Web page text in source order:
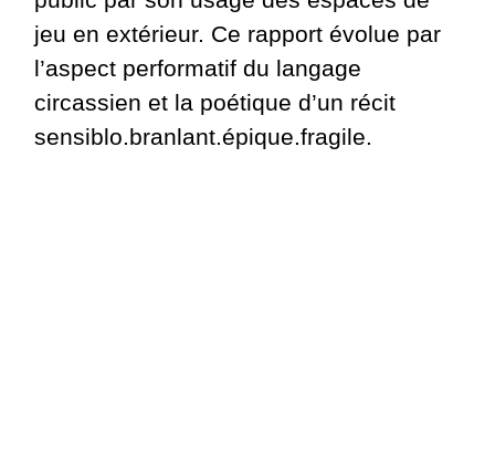
jeu en extérieur. Ce rapport évolue par
l’aspect performatif du langage
circassien et la poétique d’un récit
sensiblo.branlant.épique.fragile.